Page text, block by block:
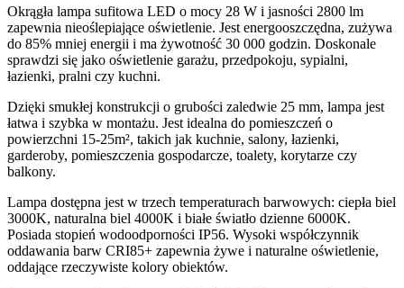
Okrągła lampa sufitowa LED o mocy 28 W i jasności 2800 lm
zapewnia nieoślepiające oświetlenie. Jest energooszczędna, zużywa
do 85% mniej energii i ma żywotność 30 000 godzin. Doskonale
sprawdzi się jako oświetlenie garażu, przedpokoju, sypialni,
łazienki, pralni czy kuchni.
Dzięki smukłej konstrukcji o grubości zaledwie 25 mm, lampa jest
łatwa i szybka w montażu. Jest idealna do pomieszczeń o
powierzchni 15-25m², takich jak kuchnie, salony, łazienki,
garderoby, pomieszczenia gospodarcze, toalety, korytarze czy
balkony.
Lampa dostępna jest w trzech temperaturach barwowych: ciepła biel
3000K, naturalna biel 4000K i białe światło dzienne 6000K.
Posiada stopień wodoodporności IP56. Wysoki współczynnik
oddawania barw CRI85+ zapewnia żywe i naturalne oświetlenie,
oddające rzeczywiste kolory obiektów.